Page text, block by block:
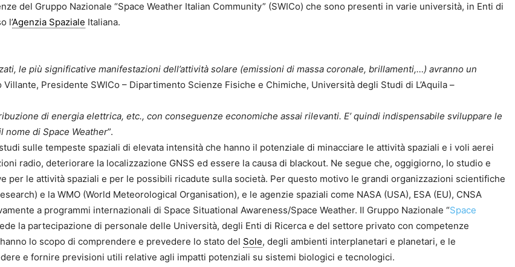
del Gruppo Nazionale “Space Weather Italian Community” (SWICo) che sono presenti in varie università, in Enti di
l’Agenzia Spaziale Italiana.
le più significative manifestazioni dell’attività solare (emissioni di massa coronale, brillamenti,…) avranno un
Presidente SWICo – Dipartimento Scienze Fisiche e Chimiche, Università degli Studi di L’Aquila –
di energia elettrica, etc., con conseguenze economiche assai rilevanti. E’ quindi indispensabile sviluppare le
nome di Space Weather”.
sulle tempeste spaziali di elevata intensità che hanno il potenziale di minacciare le attività spaziali e i voli aerei
radio, deteriorare la localizzazione GNSS ed essere la causa di blackout. Ne segue che, oggigiorno, lo studio e
per le attività spaziali e per le possibili ricadute sulla società. Per questo motivo le grandi organizzazioni scientifiche
e la WMO (World Meteorological Organisation), e le agenzie spaziali come NASA (USA), ESA (EU), CNSA
a programmi internazionali di Space Situational Awareness/Space Weather. Il Gruppo Nazionale “Space
la partecipazione di personale delle Università, degli Enti di Ricerca e del settore privato con competenze
lo scopo di comprendere e prevedere lo stato del Sole, degli ambienti interplanetari e planetari, e le
e fornire previsioni utili relative agli impatti potenziali su sistemi biologici e tecnologici.